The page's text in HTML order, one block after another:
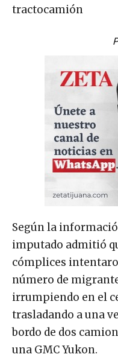
tractocamión
Según la
imputado admitió
cómplices
número de
irrumpiendo en el
trasladando a una
bordo de dos
una GMC Yukon.